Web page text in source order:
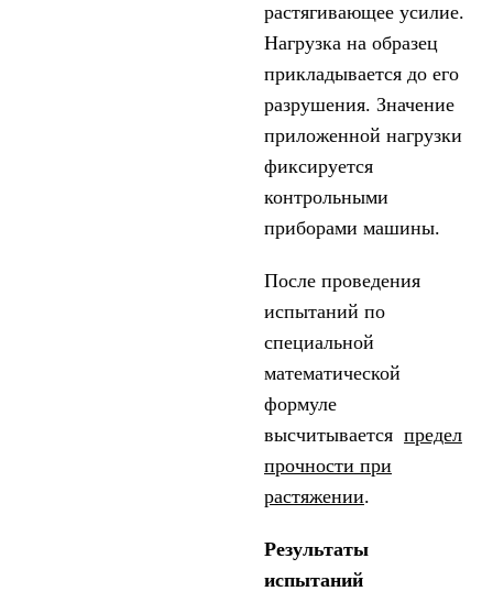
растягивающее усилие.
Нагрузка на образец
прикладывается до его
разрушения. Значение
приложенной нагрузки
фиксируется
контрольными
приборами машины.
После проведения
испытаний по
специальной
математической
формуле
высчитывается предел
прочности при
растяжении.
Результаты
испытаний